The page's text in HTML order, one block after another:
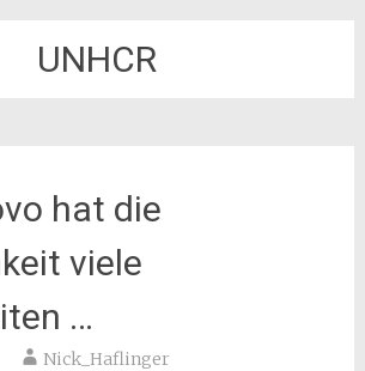
UNHCR
hat die
viele
…
Nick_Haflinger